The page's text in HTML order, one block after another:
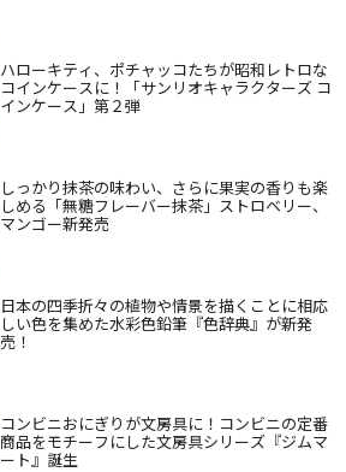
ハローキティ、ポチャッコたちが昭和レトロな
コインケースに！「サンリオキャラクターズ コ
インケース」第２弾
しっかり抹茶の味わい、さらに果実の香りも楽
しめる「無糖フレーバー抹茶」ストロベリー、
マンゴー新発売
日本の四季折々の植物や情景を描くことに相応
しい色を集めた水彩色鉛筆『色辞典』が新発
売！
コンビニおにぎりが文房具に！コンビニの定番
商品をモチーフにした文房具シリーズ『ジムマ
ート』誕生